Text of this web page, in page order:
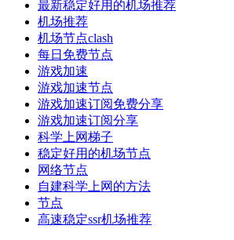
最新稳定好用的机场推荐
机场推荐
机场节点clash
每日免费节点
游戏加速
游戏加速节点
游戏加速订阅免费分享
游戏加速订阅分享
科学上网梯子
稳定好用的机场节点
网络节点
自建科学上网的方法
节点
高速稳定ssr机场推荐